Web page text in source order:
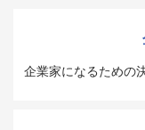
企業家になるための